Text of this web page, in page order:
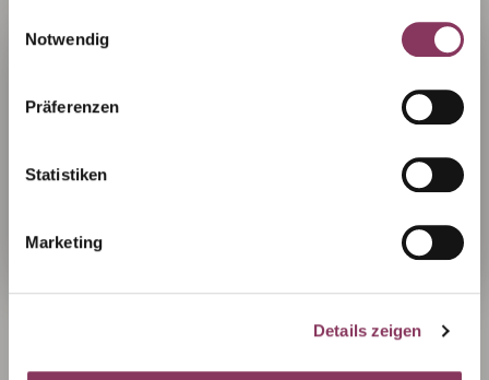
Notwendig
Präferenzen
Statistiken
Marketing
Details zeigen
Herzlich willkommen in unserem Onlineshop!
Wir möchten sicherstellen, dass unsere Produkte nur an
Anlass:
schmeckt, passt er zu jeder Gelegenheit. Seinen
unterstreicht die Atmosphäre eines Ereignisses –
Beisammensein oder eine offizielle Feier. Euer
ausgewählter Wein rundet diese Anlässe optimal
ab: